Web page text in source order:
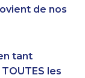
de nos
tant
les